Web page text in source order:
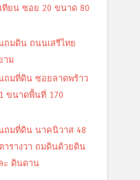
ทียน ซอย 20 ขนาด 80
ถมดิน ถนนเสรีไทย
าม
ถมที่ดิน ซอยลาดพร้าว
ขนาดพื้นที่ 170
ถมที่ดิน นาคนิวาส 48
ารางวา ถมดินด้วยดิน
ะ ดินดาน